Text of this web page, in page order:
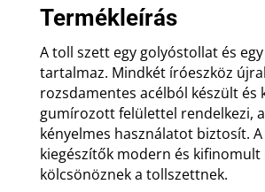
Termékleírás
A toll szett egy golyóstollat és
tartalmaz. Mindkét íróeszköz
rozsdamentes acélból készült és
gumírozott felülettel rendelkezi,
kényelmes használatot biztosít.
kiegészítők modern és kifinomult
kölcsönöznek a tollszettnek.